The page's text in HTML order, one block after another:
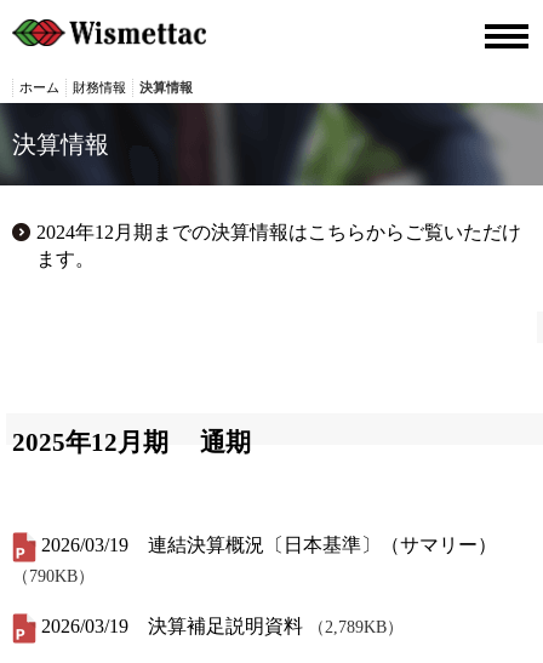
ホーム 財務情報 決算情報
決算情報
2024年12月期までの決算情報はこちらからご覧いただけ
ます。
2025年12月期 通期
2026/03/19 連結決算概況〔日本基準〕（サマリー）
（790KB）
2026/03/19 決算補足説明資料 （2,789KB）